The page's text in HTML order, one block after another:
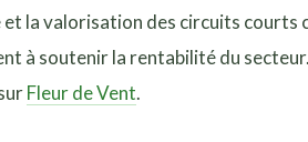
la valorisation des circuits courts
à soutenir la rentabilité du
Fleur de Vent.